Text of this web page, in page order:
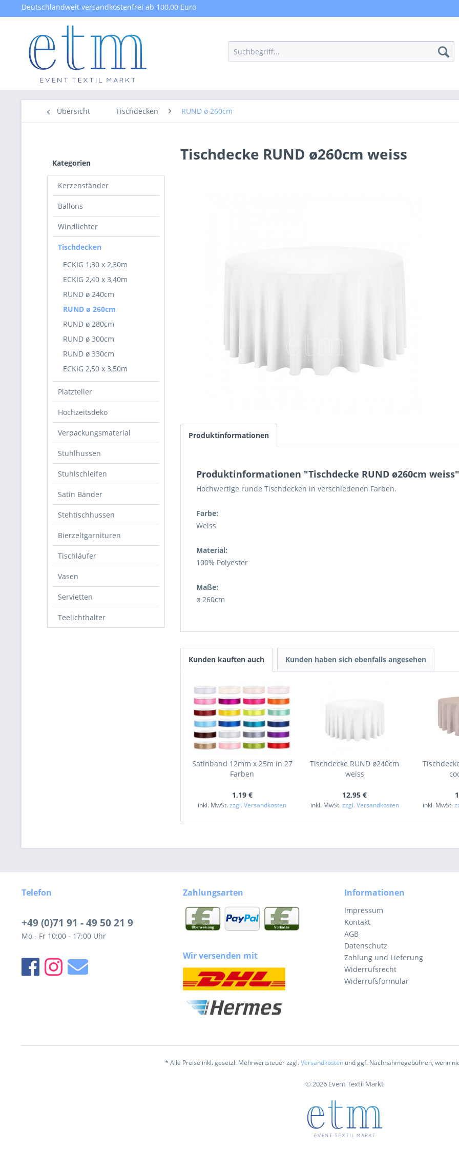
Deutschlandweit versandkostenfrei ab 100,00 Euro
Übersicht Tischdecken RUND ø 260cm
Kategorien
Kerzenständer
Ballons
Windlichter
Tischdecken
ECKIG 1,30 x 2,30m
ECKIG 2,40 x 3,40m
RUND ø 240cm
RUND ø 260cm
RUND ø 280cm
RUND ø 300cm
RUND ø 330cm
ECKIG 2,50 x 3,50m
Platzteller
Hochzeitsdeko
Verpackungsmaterial
Stuhlhussen
Stuhlschleifen
Satin Bänder
Stehtischhussen
Bierzeltgarnituren
Tischläufer
Vasen
Servietten
Teelichthalter
Tischdecke RUND ø260cm weiss
Produktinformationen
Produktinformationen "Tischdecke RUND ø260cm weiss"
Hochwertige runde Tischdecken in verschiedenen Farben.
Farbe:
Weiss
Material:
100% Polyester
Maße:
ø 260cm
Kunden kauften auch Kunden haben sich ebenfalls angesehen
Satinband 12mm x 25m in 27
Farben
1,19 €
inkl. MwSt.zzgl. Versandkosten
Tischdecke RUND ø240cm
weiss
12,95 €
inkl. MwSt.zzgl. Versandkosten inkl. MwSt.
Telefon
+49 (0)71 91 - 49 50 21 9
Mo - Fr 10:00 - 17:00 Uhr
Zahlungsarten
Wir versenden mit
Informationen
Impressum
Kontakt
AGB
Datenschutz
Zahlung und Lieferung
Widerrufsrecht
Widerrufsformular
* Alle Preise inkl. gesetzl. Mehrwertsteuer zzgl.Versandkostenund ggf. Nachnahmegebühren, wenn
© 2026 Event Textil Markt